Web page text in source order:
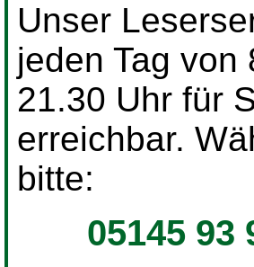
Unser
jeden Tag von
21.30 Uhr für
erreichbar.
bitte:
05145 93